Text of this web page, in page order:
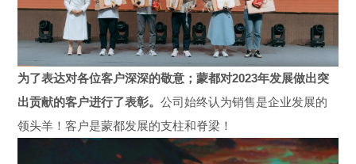
为了表达对各位客户深深的敬意；蒙都对2023年发展做出突
出贡献的客户进行了表彰。公司始终认为销售是企业发展的
领头羊！客户是蒙都发展的支柱和脊梁！